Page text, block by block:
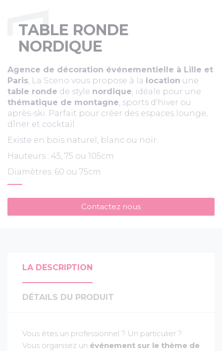
TABLE RONDE
NORDIQUE
Agence de décoration événementielle à Lille et
Paris , La Sceno vous propose à la location une
table ronde de style nordique , idéale pour une
thématique de montagne , sports d'hiver ou
après-ski. Parfait pour créer des espaces lounge,
dîner et cocktail.
Existe en bois naturel, blanc ou noir.
Hauteurs : 45, 75 ou 105cm
Diamètres: 60 ou 75cm
Contactez nous
LA DESCRIPTION
DÉTAILS DU PRODUIT
Vous êtes un professionnel ? Un particulier ?
Vous organisez un événement sur le thème de